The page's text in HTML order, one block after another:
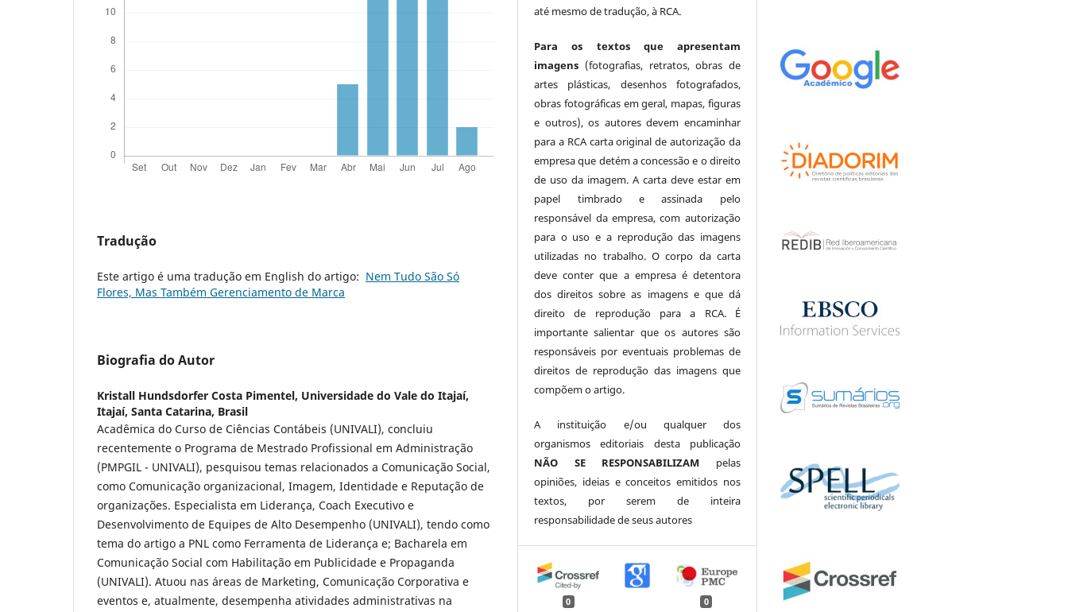
Tradução
Este artigo é uma tradução em English do artigo: Nem Tudo São Só
Flores, Mas Também Gerenciamento de Marca
Biografia do Autor
Kristall Hundsdorfer Costa Pimentel, Universidade do Vale do Itajaí,
Itajaí, Santa Catarina, Brasil
Acadêmica do Curso de Ciências Contábeis (UNIVALI), concluiu
recentemente o Programa de Mestrado Profissional em Administração
(PMPGIL - UNIVALI), pesquisou temas relacionados a Comunicação Social,
como Comunicação organizacional, Imagem, Identidade e Reputação de
organizações. Especialista em Liderança, Coach Executivo e
Desenvolvimento de Equipes de Alto Desempenho (UNIVALI), tendo como
tema do artigo a PNL como Ferramenta de Liderança e; Bacharela em
Comunicação Social com Habilitação em Publicidade e Propaganda
(UNIVALI). Atuou nas áreas de Marketing, Comunicação Corporativa e
eventos e, atualmente, desempenha atividades administrativas na
até mesmo de tradução, à RCA.
Para os textos que apresentam
imagens (fotografias, retratos, obras de
artes plásticas, desenhos fotografados,
obras fotográficas em geral, mapas, figuras
e outros), os autores devem encaminhar
para a RCA carta original de autorização da
empresa que detém a concessão e o direito
de uso da imagem. A carta deve estar em
papel timbrado e assinada pelo
responsável da empresa, com autorização
para o uso e a reprodução das imagens
utilizadas no trabalho. O corpo da carta
deve conter que a empresa é detentora
dos direitos sobre as imagens e que dá
direito de reprodução para a RCA. É
importante salientar que os autores são
responsáveis por eventuais problemas de
direitos de reprodução das imagens que
compõem o artigo.
A instituição e/ou qualquer dos
organismos editoriais desta publicação
NÃO SE RESPONSABILIZAM pelas
opiniões, ideias e conceitos emitidos nos
textos, por serem de inteira
responsabilidade de seus autores
0 0